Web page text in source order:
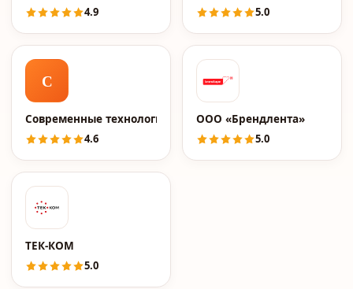
4.9
5.0
С
Современные технологии
4.6
ООО «Брендлента»
5.0
ТЕК-КОМ
5.0